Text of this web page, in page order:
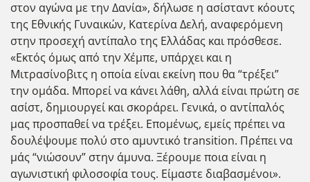
στον αγώνα με την Δανία», δήλωσε η ασίσταντ κόουτς
της Εθνικής Γυναικών, Κατερίνα Δελή, αναφερόμενη
στην προσεχή αντίπαλο της Ελλάδας και πρόσθεσε.
«Εκτός όμως από την Χέμπε, υπάρχει και η
Μιτρασίνοβιτς η οποία είναι εκείνη που θα “τρέξει”
την ομάδα. Μπορεί να κάνει λάθη, αλλά είναι πρώτη σε
ασίστ, δημιουργεί και σκοράρει. Γενικά, ο αντίπαλός
μας προσπαθεί να τρέξει. Επομένως, εμείς πρέπει να
δουλέψουμε πολύ στο αμυντικό transition. Πρέπει να
μάς “νιώσουν” στην άμυνα. Ξέρουμε ποια είναι η
αγωνιστική φιλοσοφία τους. Είμαστε διαβασμένοι».